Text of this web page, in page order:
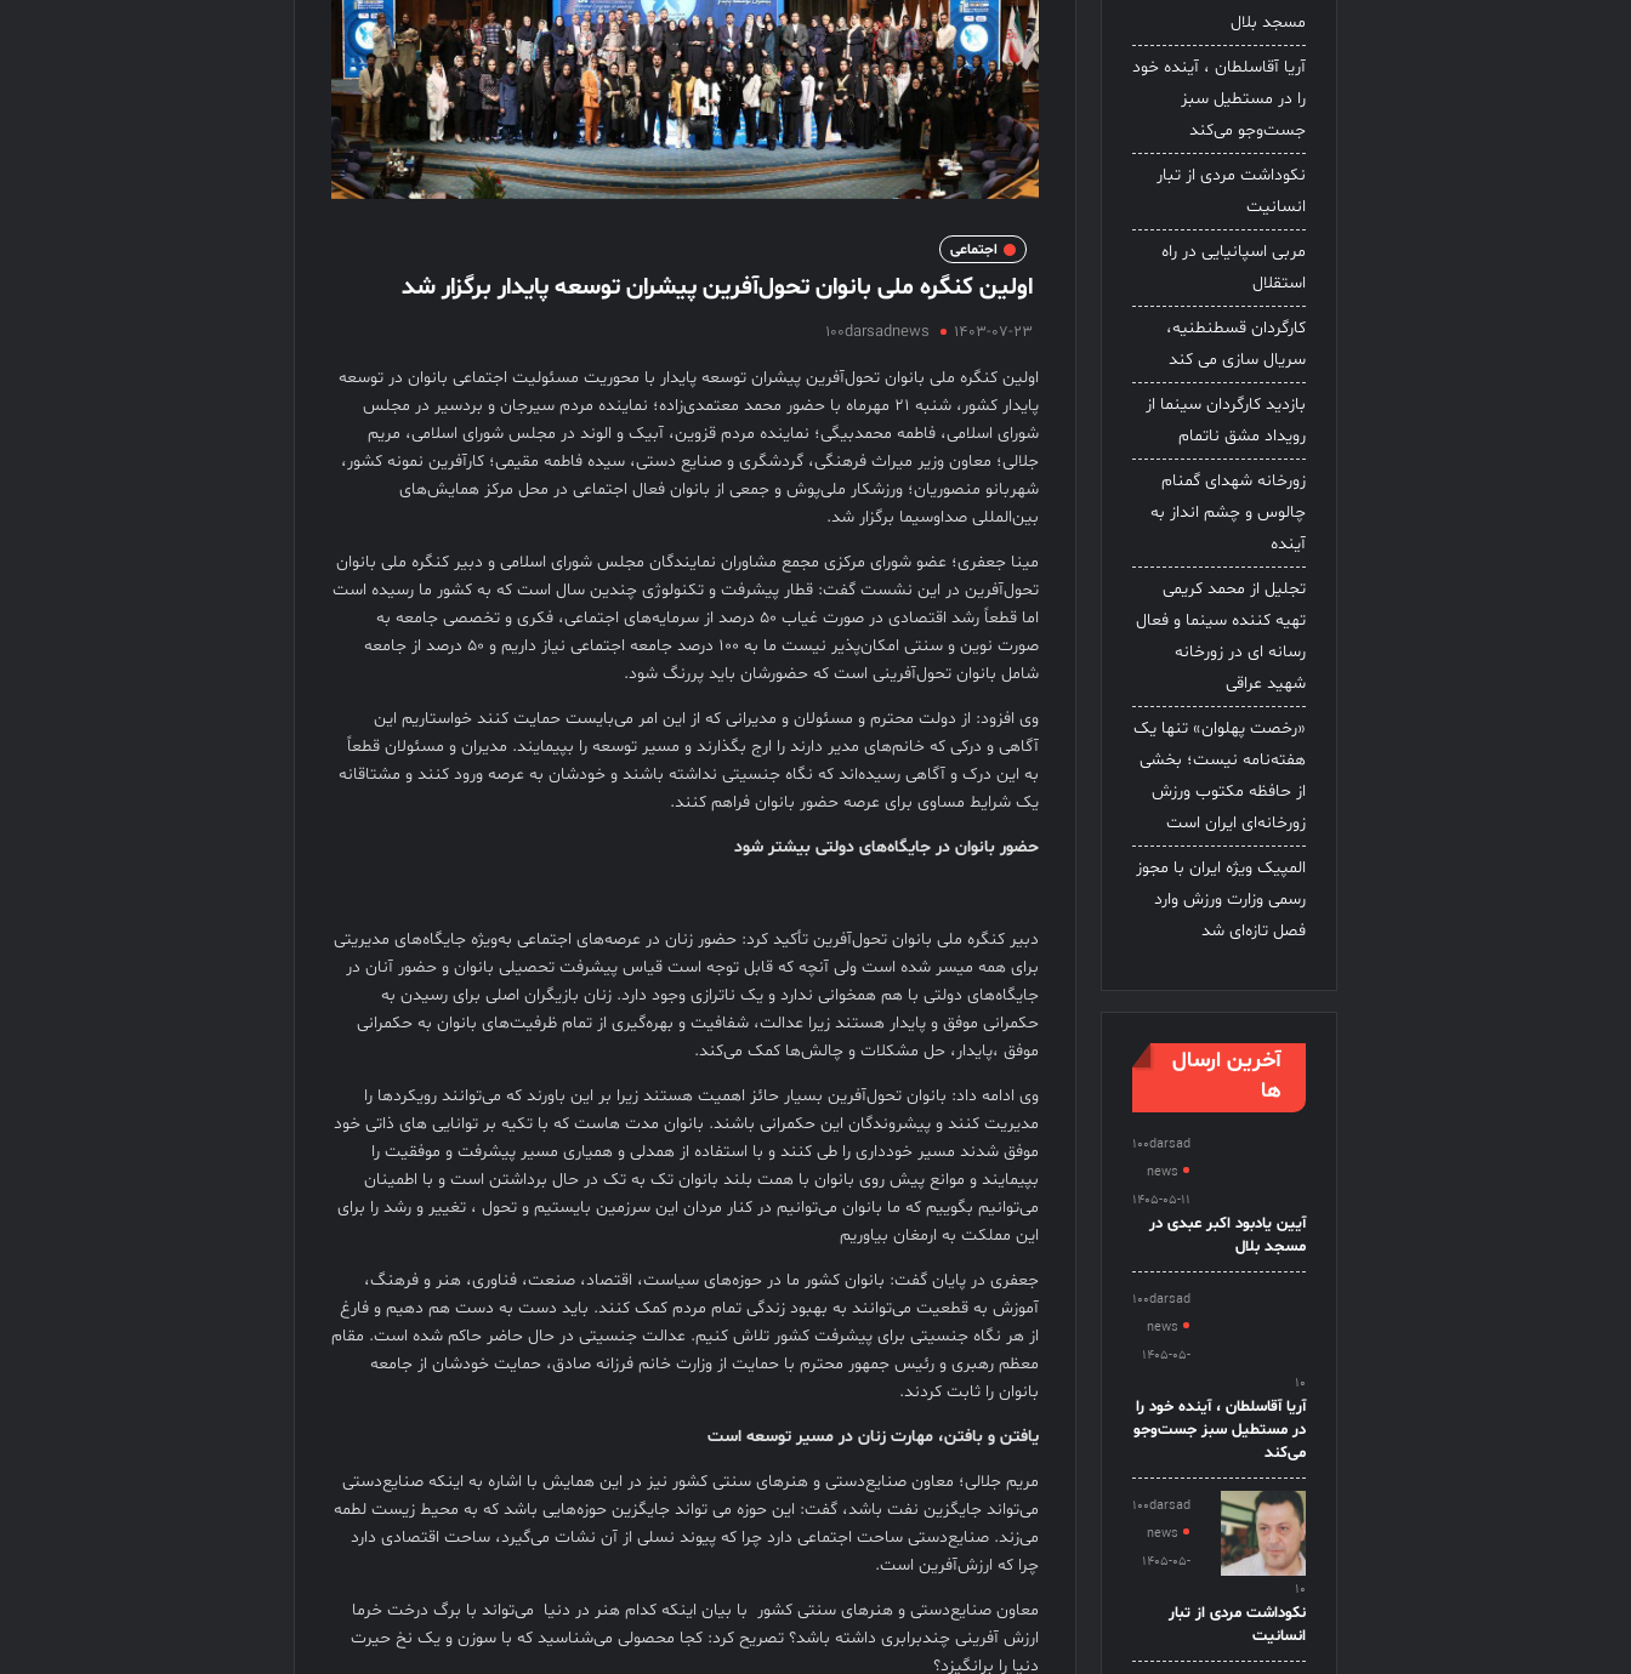
اجتماعی
اولین کنگره ملی بانوان تحول‌آفرین پیشران توسعه پایدار برگزار شد
100darsadnews 1403-07-23
اولین کنگره ملی بانوان تحول‌آفرین پیشران توسعه پایدار با محوریت مسئولیت اجتماعی بانوان در توسعه
پایدار کشور، شنبه ۲۱ مهرماه با حضور محمد معتمدی‌زاده؛ نماینده مردم سیرجان و بردسیر در مجلس
شورای اسلامی، فاطمه محمدبیگی؛ نماینده مردم قزوین، آبیک و الوند در مجلس شورای اسلامی، مریم
جلالی؛ معاون وزیر میراث فرهنگی، گردشگری و صنایع دستی، سیده فاطمه مقیمی؛ کارآفرین نمونه کشور،
شهربانو منصوریان؛ ورزشکار ملی‌پوش و جمعی از بانوان فعال اجتماعی در محل مرکز همایش‌های
بین‌المللی صداوسیما برگزار شد.
مینا جعفری؛ عضو شورای مرکزی مجمع مشاوران نمایندگان مجلس شورای اسلامی و دبیر کنگره ملی بانوان
تحول‌آفرین در این نشست گفت: قطار پیشرفت و تکنولوژی چندین سال است که به کشور ما رسیده است
اما قطعاً رشد اقتصادی در صورت غیاب ۵۰ درصد از سرمایه‌های اجتماعی، فکری و تخصصی جامعه به
صورت نوین و سنتی امکان‌پذیر نیست ما به ۱۰۰ درصد جامعه اجتماعی نیاز داریم و ۵۰ درصد از جامعه
شامل بانوان تحول‌آفرینی است که حضورشان باید پررنگ شود.
وی افزود: از دولت محترم و مسئولان و مدیرانی که از این امر می‌بایست حمایت کنند خواستاریم این
آگاهی و درکی که خانم‌های مدیر دارند را ارج بگذارند و مسیر توسعه را بپیمایند. مدیران و مسئولان قطعاً
به این درک و آگاهی رسیده‌اند که نگاه جنسیتی نداشته باشند و خودشان به عرصه ورود کنند و مشتاقانه
یک شرایط مساوی برای عرصه حضور بانوان فراهم کنند.
حضور بانوان در جایگاه‌های دولتی بیشتر شود
دبیر کنگره ملی بانوان تحول‌آفرین تأکید کرد: حضور زنان در عرصه‌های اجتماعی به‌ویژه جایگاه‌های مدیریتی
برای همه میسر شده است ولی آنچه که قابل توجه است قیاس پیشرفت تحصیلی بانوان و حضور آنان در
جایگاه‌های دولتی با هم همخوانی ندارد و یک ناترازی وجود دارد. زنان بازیگران اصلی برای رسیدن به
حکمرانی موفق و پایدار هستند زیرا عدالت، شفافیت و بهره‌گیری از تمام ظرفیت‌های بانوان به حکمرانی
موفق ،پایدار، حل مشکلات و چالش‌ها کمک می‌کند.
وی ادامه داد: بانوان تحول‌آفرین بسیار حائز اهمیت هستند زیرا بر این باورند که می‌توانند رویکردها را
مدیریت کنند و پیشروندگان این حکمرانی باشند. بانوان مدت هاست که با تکیه بر توانایی های ذاتی خود
موفق شدند مسیر خودداری را طی کنند و با استفاده از همدلی و همیاری مسیر پیشرفت و موفقیت را
بپیمایند و موانع پیش روی بانوان با همت بلند بانوان تک به تک در حال برداشتن است و با اطمینان
می‌توانیم بگوییم که ما بانوان می‌توانیم در کنار مردان این سرزمین بایستیم و تحول ، تغییر و رشد را برای
این مملکت به ارمغان بیاوریم
جعفری در پایان گفت: بانوان کشور ما در حوزه‌های سیاست، اقتصاد، صنعت، فناوری، هنر و فرهنگ،
آموزش به قطعیت می‌توانند به بهبود زندگی تمام مردم کمک کنند. باید دست به دست هم دهیم و فارغ
از هر نگاه جنسیتی برای پیشرفت کشور تلاش کنیم. عدالت جنسیتی در حال حاضر حاکم شده است. مقام
معظم رهبری و رئیس جمهور محترم با حمایت از وزارت خانم فرزانه صادق، حمایت خودشان از جامعه
بانوان را ثابت کردند.
یافتن و بافتن، مهارت زنان در مسیر توسعه است
مریم جلالی؛ معاون صنایع‌دستی و هنرهای سنتی کشور نیز در این همایش با اشاره به اینکه صنایع‌دستی
می‌تواند جایگزین نفت باشد، گفت: این حوزه می تواند جایگزین حوزه‌هایی باشد که به محیط زیست لطمه
می‌زند. صنایع‌دستی ساحت اجتماعی دارد چرا که پیوند نسلی از آن نشات می‌گیرد، ساحت اقتصادی دارد
چرا که ارزش‌آفرین است.
معاون صنایع‌دستی و هنرهای سنتی کشور با بیان اینکه کدام هنر در دنیا می‌تواند با برگ درخت خرما
ارزش آفرینی چندبرابری داشته باشد؟ تصریح کرد: کجا محصولی می‌شناسید که با سوزن و یک نخ حیرت
دنیا را برانگیزد؟
مسجد بلال
آریا آقاسلطان ، آینده خود
را در مستطیل سبز
جست‌وجو می‌کند
نکوداشت مردی از تبار
انسانیت
مربی اسپانیایی در راه
استقلال
کارگردان قسطنطنیه،
سریال سازی می کند
بازدید کارگردان سینما از
رویداد مشق ناتمام
زورخانه شهدای گمنام
چالوس و چشم انداز به
آینده
تجلیل از محمد کریمی
تهیه کننده سینما و فعال
رسانه ای در زورخانه
شهید عراقی
«رخصت پهلوان» تنها یک
هفته‌نامه نیست؛ بخشی
از حافظه مکتوب ورزش
زورخانه‌ای ایران است
المپیک ویژه ایران با مجوز
رسمی وزارت ورزش وارد
فصل تازه‌ای شد
آخرین ارسال
ها
100darsad
news
1405-05-11
آیین یادبود اکبر عبدی در
مسجد بلال
100darsad
news
1405-05-
10
آریا آقاسلطان ، آینده خود را
در مستطیل سبز جست‌وجو
می‌کند
100darsad
news
1405-05-
10
نکوداشت مردی از تبار
انسانیت